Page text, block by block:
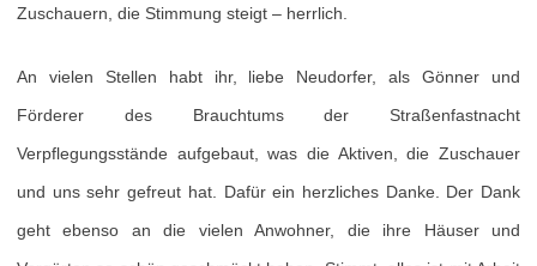
Zuschauern, die Stimmung steigt – herrlich.
An vielen Stellen habt ihr, liebe Neudorfer, als Gönner und
Förderer des Brauchtums der Straßenfastnacht
Verpflegungsstände aufgebaut, was die Aktiven, die Zuschauer
und uns sehr gefreut hat. Dafür ein herzliches Danke. Der Dank
geht ebenso an die vielen Anwohner, die ihre Häuser und